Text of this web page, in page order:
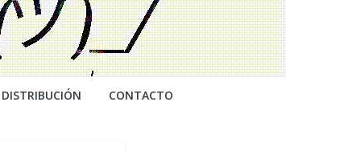
DISTRIBUCIÓN CONTACTO